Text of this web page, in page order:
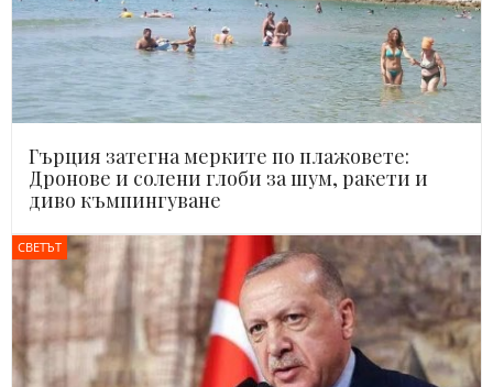
Гърция затегна мерките по плажовете:
Дронове и солени глоби за шум, ракети и
диво къмпингуване
СВЕТЪТ